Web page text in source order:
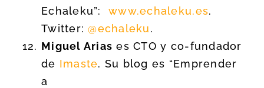
Echaleku”:www.echaleku.es.
Twitter:@echaleku.
Miguel Arias es CTO y co-fundador
de Imaste. Su blog es “Emprender
a